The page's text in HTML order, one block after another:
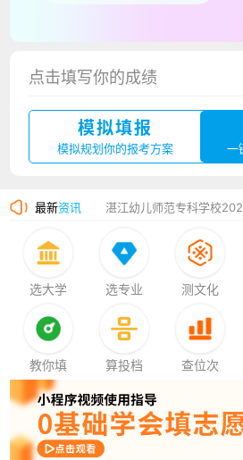
点击填写你的成绩
模拟填报
模拟规划你的报考方案 一
最新资讯
选大学 选专业 测文化
教你填 算投档 查位次